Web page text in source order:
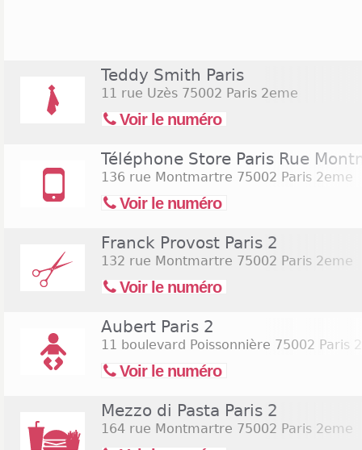
supermarchés et de supérettes. A titre
Boulevard Sébastopol est ouvert du lundi au
l'enseigne Picard est aussi ouverte les dimanches
Teddy Smith Paris
11 rue Uzès 75002 Paris 2eme
Voir le numéro
Téléphone Store Paris Rue
136 rue Montmartre 75002 Paris 2eme
Voir le numéro
Franck Provost Paris 2
132 rue Montmartre 75002 Paris 2eme
Voir le numéro
Aubert Paris 2
11 boulevard Poissonnière 75002 Paris
Voir le numéro
Mezzo di Pasta Paris 2
164 rue Montmartre 75002 Paris 2eme